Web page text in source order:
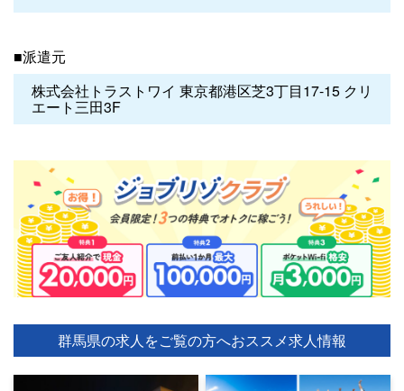
■派遣元
株式会社トラストワイ 東京都港区芝3丁目17-15 クリ
エート三田3F
群馬県の求人をご覧の方へおススメ求人情報